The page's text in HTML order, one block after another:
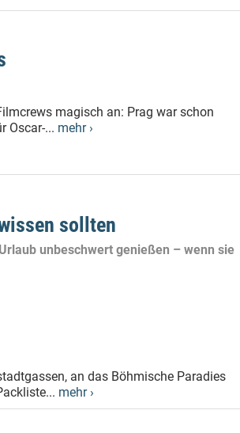
magisch an: Prag war schon
Oscar-... mehr ›
sollten
unbeschwert genießen – wenn sie
an das Böhmische Paradies
mehr ›